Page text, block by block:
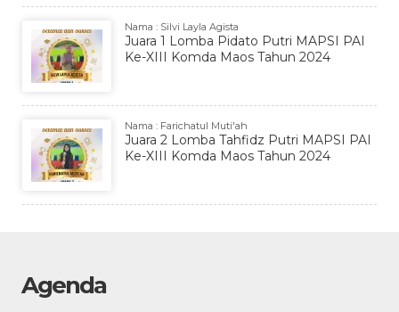
Nama : Silvi Layla Agista
Juara 1 Lomba Pidato Putri MAPSI PAI
Ke-XIII Komda Maos Tahun 2024
Nama : Farichatul Muti'ah
Juara 2 Lomba Tahfidz Putri MAPSI PAI
Ke-XIII Komda Maos Tahun 2024
Agenda